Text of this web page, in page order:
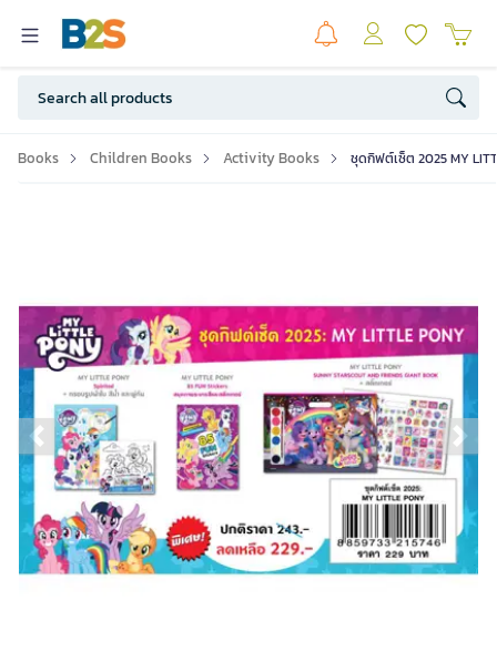
Books Children Books Activity Books ชุดกิฟต์เซ็ต 2025 MY
Previous slide